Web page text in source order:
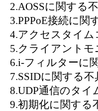
2.AOSSに関する
3.PPPoE接続に関
4.アクセスタイム
5.クライアントモ
6.i-フィルターに
7.SSIDに関する不
8.UDP通信のタイ
9.初期化に関する